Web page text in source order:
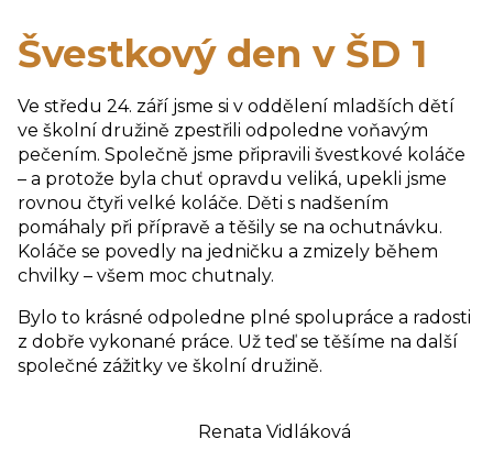
Švestkový den v ŠD 1
Ve středu 24. září jsme si v oddělení mladších dětí
ve školní družině zpestřili odpoledne voňavým
pečením. Společně jsme připravili švestkové koláče
– a protože byla chuť opravdu veliká, upekli jsme
rovnou čtyři velké koláče. Děti s nadšením
pomáhaly při přípravě a těšily se na ochutnávku.
Koláče se povedly na jedničku a zmizely během
chvilky – všem moc chutnaly.
Bylo to krásné odpoledne plné spolupráce a radosti
z dobře vykonané práce. Už teď se těšíme na další
společné zážitky ve školní družině.
Renata Vidláková